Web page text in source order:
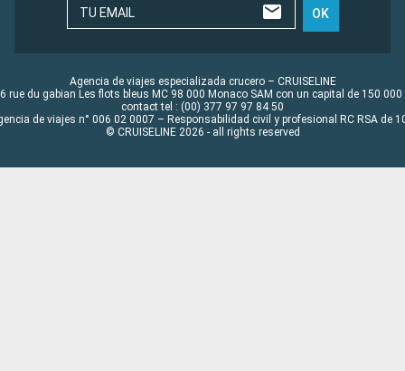
TU EMAIL OK
Agencia de viajes especializada crucero – CRUISELINE
rue du gabian Les flots bleus MC 98 000 Monaco SAM con un capital de 150 000
contact tel : (00) 377 97 97 84 50
de viajes n° 006 02 0007 – Responsabilidad civil y profesional RC RSA de
© CRUISELINE 2026 - all rights reserved